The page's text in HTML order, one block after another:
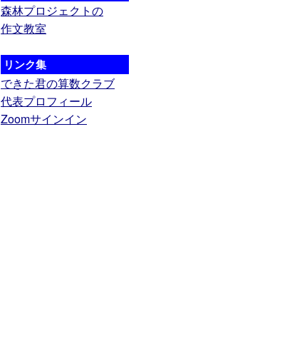
森林プロジェクトの
作文教室
リンク集
できた君の算数クラブ
代表プロフィール
Zoomサインイン